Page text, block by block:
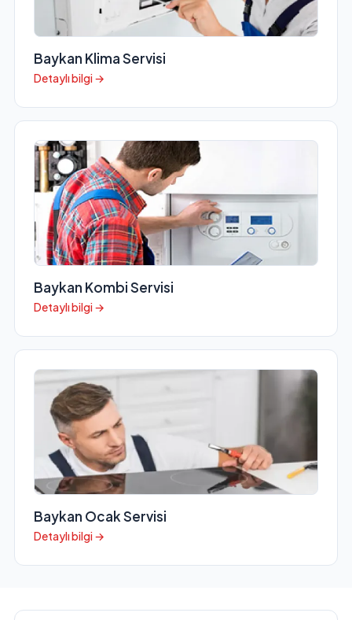
Baykan Klima Servisi
Detaylı bilgi →
Baykan Kombi Servisi
Detaylı bilgi →
Baykan Ocak Servisi
Detaylı bilgi →